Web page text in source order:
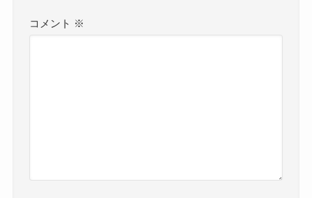
コメント ※